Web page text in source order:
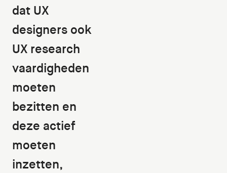
dat UX
designers ook
UX research
vaardigheden
moeten
bezitten en
deze actief
moeten
inzetten,